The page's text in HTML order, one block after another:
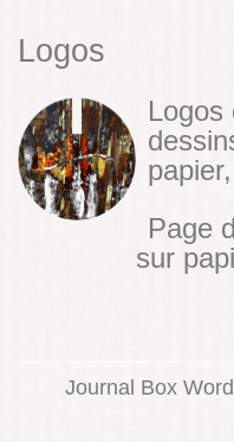
Logos
Logos
Page
sur
Journal Box